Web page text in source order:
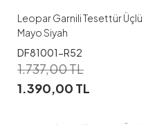
Leopar Garnili Tesettür Üçlü
Mayo Siyah
DF81001-R52
1.737,00TL
1.390,00 TL
38-40
42-44
46-48
50-52